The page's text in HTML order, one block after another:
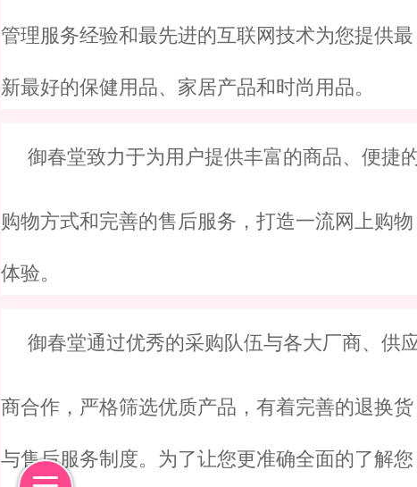
管理服务经验和最先进的互联网技术为您提供最
新最好的保健用品、家居产品和时尚用品。
御春堂致力于为用户提供丰富的商品、便捷
购物方式和完善的售后服务，打造一流网上购物
体验。
御春堂通过优秀的采购队伍与各大厂商、供
商合作，严格筛选优质产品，有着完善的退换货
与售后服务制度。为了让您更准确全面的了解您